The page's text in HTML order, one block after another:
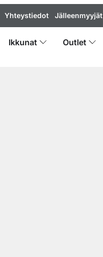
Yhteystiedot Jälleenmyyjät
Ikkunat Outlet